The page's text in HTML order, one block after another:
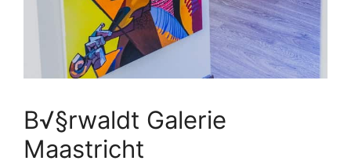
B√§rwaldt Galerie
Maastricht